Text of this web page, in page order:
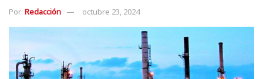
Por: Redacción octubre 23, 2024